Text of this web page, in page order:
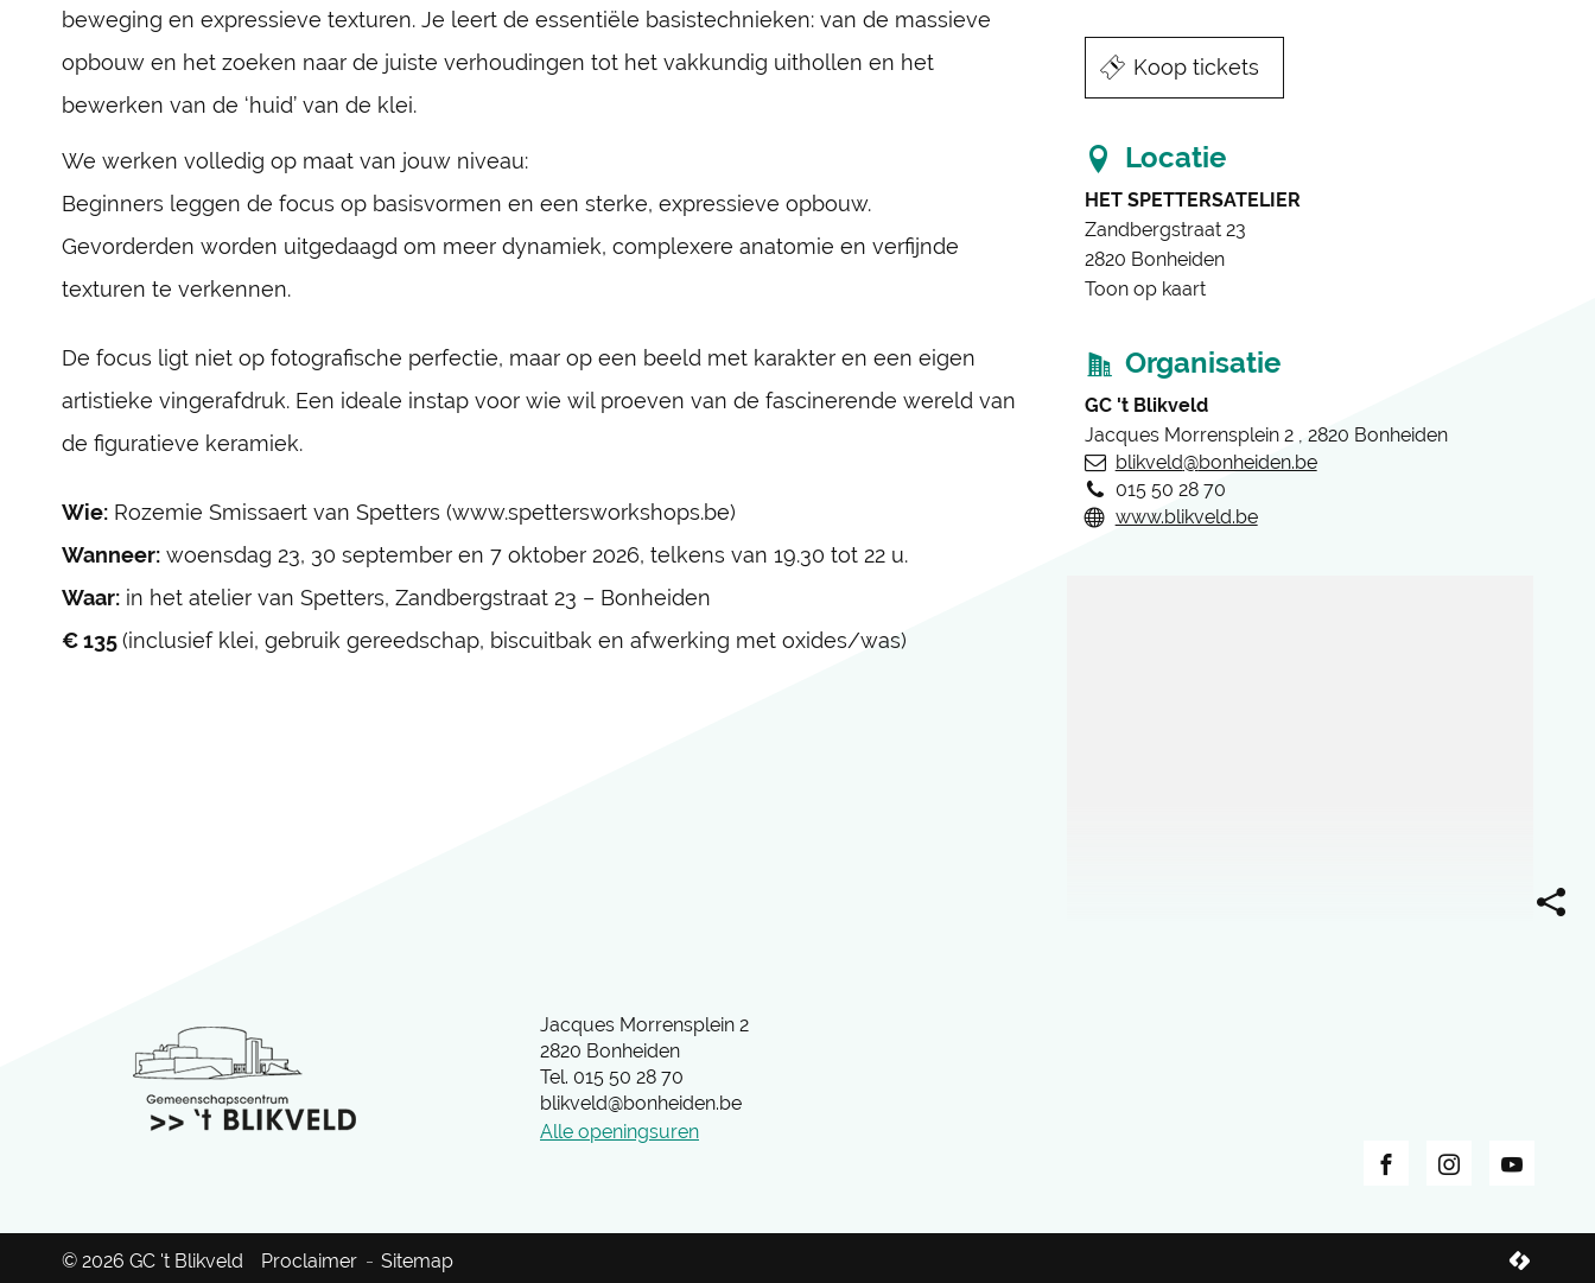
beweging en expressieve texturen. Je leert de essentiële basistechnieken: van de massieve
opbouw en het zoeken naar de juiste verhoudingen tot het vakkundig uithollen en het
bewerken van de ‘huid’ van de klei.
We werken volledig op maat van jouw niveau:
Beginners leggen de focus op basisvormen en een sterke, expressieve opbouw.
Gevorderden worden uitgedaagd om meer dynamiek, complexere anatomie en verfijnde
texturen te verkennen.
De focus ligt niet op fotografische perfectie, maar op een beeld met karakter en een eigen
artistieke vingerafdruk. Een ideale instap voor wie wil proeven van de fascinerende wereld van
de figuratieve keramiek.
Wie: Rozemie Smissaert van Spetters (www.spettersworkshops.be)
Wanneer: woensdag 23, 30 september en 7 oktober 2026, telkens van 19.30 tot 22 u.
Waar: in het atelier van Spetters, Zandbergstraat 23 – Bonheiden
€ 135(inclusief klei, gebruik gereedschap, biscuitbak en afwerking met oxides/was)
Reserveer
Koop tickets
Locatie
HET SPETTERSATELIER
Zandbergstraat 23
2820 Bonheiden
Toon op kaart
Organisatie
GC 't Blikveld
Jacques Morrensplein 2 , 2820 Bonheiden
E-
mail
blikveld@bonheiden.be
Tel.
015 50 28 70
www.blikveld.be
Blikveld
Adres
Jacques Morrensplein 2
2820 Bonheiden
Tel. 015 50 28 70
E-
mail
blikveld@bonheiden.be
Alle openingsuren
FacebookInstagram
© 2026 GC 't Blikveld Proclaimer Sitemap